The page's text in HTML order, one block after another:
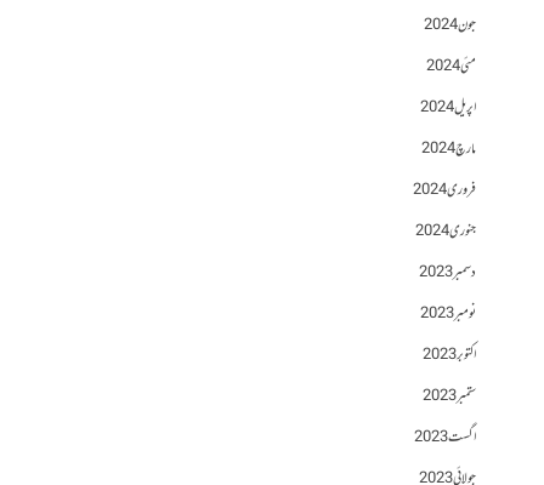
جون 2024
مئی 2024
اپریل 2024
مارچ 2024
فروری 2024
جنوری 2024
دسمبر 2023
نومبر 2023
اکتوبر 2023
ستمبر 2023
اگست 2023